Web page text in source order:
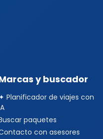
y buscador
Planificador de viajes con
paquetes
con asesores